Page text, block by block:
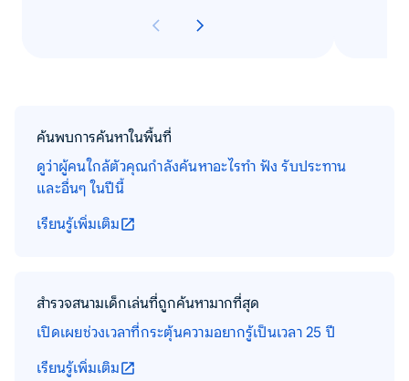
ค้นพบการค้นหาในพื้นที่
ดูว่าผู้คนใกล้ตัวคุณกำลังค้นหาอะไรทำ ฟัง รับประทาน
และอื่นๆ ในปีนี้
เรียนรู้เพิ่มเติม
สำรวจสนามเด็กเล่นที่ถูกค้นหามากที่สุด
เปิดเผยช่วงเวลาที่กระตุ้นความอยากรู้เป็นเวลา 25 ปี
เรียนรู้เพิ่มเติม